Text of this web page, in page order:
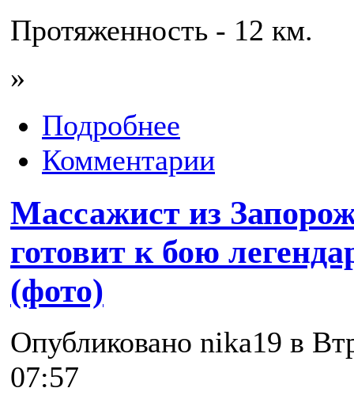
Протяженность - 12 км.
»
Подробнее
Комментарии
Массажист из
готовит к бою
(фото)
Опубликовано nika19 в
07:57